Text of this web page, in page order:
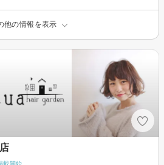
他の情報を表示
載開始